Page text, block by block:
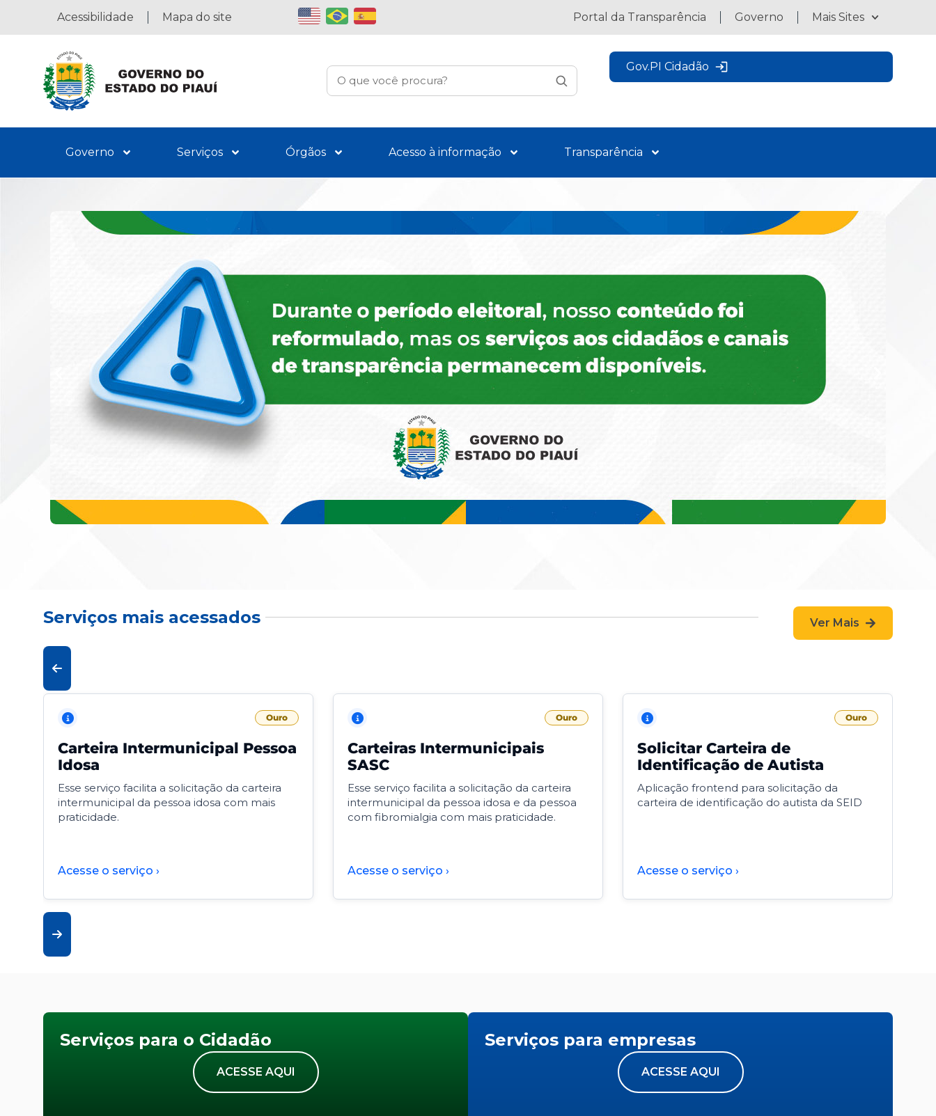
Acessibilidade Mapa do site Portal da Transparência Governo Mais Sites
Gov.PI Cidadão
Governo Serviços Órgãos Acesso à informação Transparência
Serviços mais acessados Ver Mais
Ouro
Carteira Intermunicipal Pessoa
Idosa
Esse serviço facilita a solicitação da carteira
intermunicipal da pessoa idosa com mais
praticidade.
Acesse o serviço ›
Ouro
Carteiras Intermunicipais
SASC
Esse serviço facilita a solicitação da carteira
intermunicipal da pessoa idosa e da pessoa
com fibromialgia com mais praticidade.
Acesse o serviço ›
Ouro
Solicitar Carteira de
Identificação de Autista
Aplicação frontend para solicitação da
carteira de identificação do autista da SEID
Acesse o serviço ›
Serviços para o Cidadão
ACESSE AQUI
Serviços para empresas
ACESSE AQUI